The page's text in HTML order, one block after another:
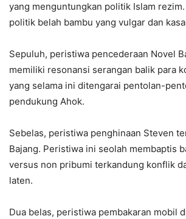
yang menguntungkan politik Islam
politik belah bambu yang vulgar dan
Sepuluh, peristiwa pencederaan Novel
memiliki resonansi serangan balik para
yang selama ini ditengarai pentolan-
pendukung Ahok.
Sebelas, peristiwa penghinaan Steven
Bajang. Peristiwa ini seolah membaptis
versus non pribumi terkandung konflik
laten.
Dua belas, peristiwa pembakaran mobil